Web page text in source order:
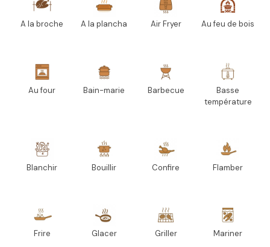
A la broche A la plancha Air Fryer Au feu de bois
Au four Bain-marie Barbecue
Basse
température
Blanchir Bouillir Confire Flamber
Frire Glacer Griller Mariner